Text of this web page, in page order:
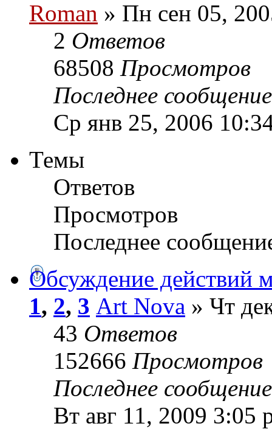
Roman » Пн сен 05,
2 Ответов
68508 Просмотров
Последнее
Ср янв 25, 2006
Темы
Ответов
Просмотров
Последнее
Обсуждение действий
1, 2, 3 Art Nova » Чт
43 Ответов
152666 Просмотров
Последнее
Вт авг 11, 2009 3:05